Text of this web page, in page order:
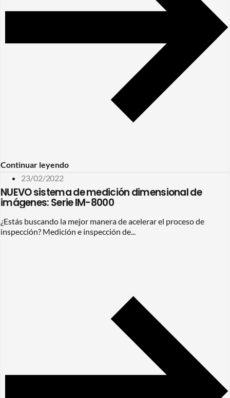
Continuar leyendo
23/02/2022
NUEVO sistema de medición dimensional de
imágenes: Serie IM-8000
¿Estás buscando la mejor manera de acelerar el proceso de
inspección? Medición e inspección de...